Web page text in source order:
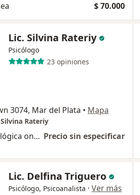
$ 70.000
Lic. Silvina Rateriy
Psicólogo
23 opiniones
3074, Mar del Plata • Mapa
Rateriy
Consulta psicológica online Precio sin especificar
Lic. Delfina Triguero
Psicólogo, Psicoanalista · Ver más